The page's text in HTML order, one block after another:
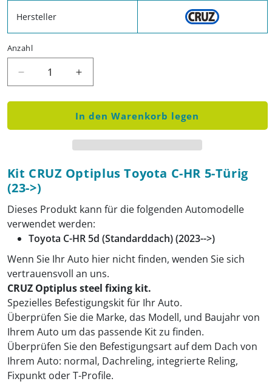
Hersteller
Anzahl
Verringere die Menge für Kit CRUZ Optiplus
Erhöhe die Menge für Kit CRUZ
In den Warenkorb legen
Kit CRUZ Optiplus Toyota C-HR 5-Türig
(23->)
Dieses Produkt kann für die folgenden Automodelle
verwendet werden:
Toyota C-HR 5d (Standarddach) (2023-->)
Wenn Sie Ihr Auto hier nicht finden, wenden Sie sich
vertrauensvoll an uns.
CRUZ Optiplus steel fixing kit.
Spezielles Befestigungskit für Ihr Auto.
Überprüfen Sie die Marke, das Modell, und Baujahr von
Ihrem Auto um das passende Kit zu finden.
Überprüfen Sie den Befestigungsart auf dem Dach von
Ihrem Auto: normal, Dachreling, integrierte Reling,
Fixpunkt oder T-Profile.